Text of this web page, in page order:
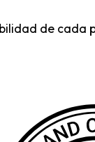
de cada